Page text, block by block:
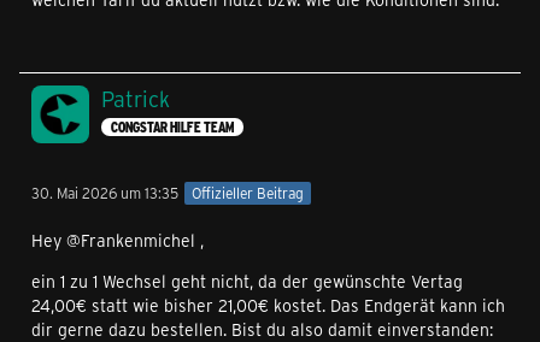
Patrick
CONGSTAR HILFE TEAM
30. Mai 2026 um 13:35 Offizieller Beitrag
Hey @Frankenmichel ,
ein 1 zu 1 Wechsel geht nicht, da der gewünschte Vertag
24,00€ statt wie bisher 21,00€ kostet. Das Endgerät kann ich
dir gerne dazu bestellen. Bist du also damit einverstanden: